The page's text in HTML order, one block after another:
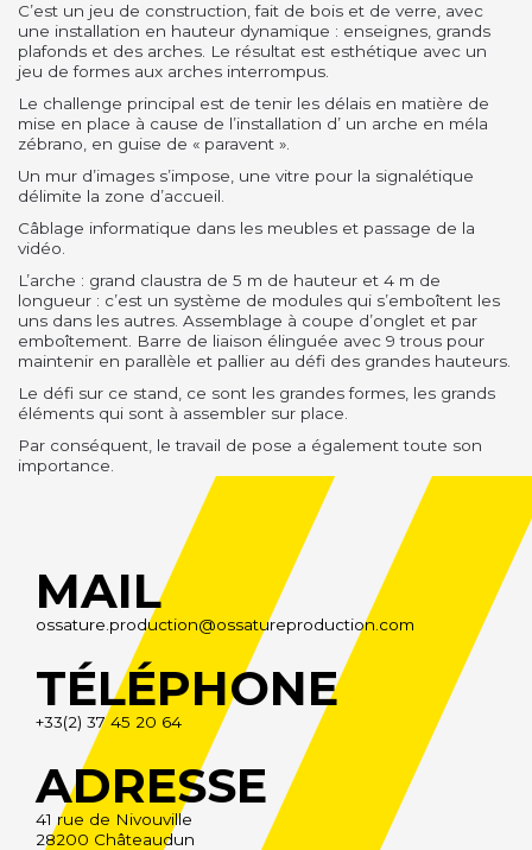
C’est un jeu de construction, fait de bois et de verre, avec
une installation en hauteur dynamique : enseignes, grands
plafonds et des arches. Le résultat est esthétique avec un
jeu de formes aux arches interrompus.
Le challenge principal est de tenir les délais en matière de
mise en place à cause de l’installation d’ un arche en méla
zébrano, en guise de « paravent ».
Un mur d’images s’impose, une vitre pour la signalétique
délimite la zone d’accueil.
Câblage informatique dans les meubles et passage de la
vidéo.
L’arche : grand claustra de 5 m de hauteur et 4 m de
longueur : c’est un système de modules qui s’emboîtent les
uns dans les autres. Assemblage à coupe d’onglet et par
emboîtement. Barre de liaison élinguée avec 9 trous pour
maintenir en parallèle et pallier au défi des grandes hauteurs.
Le défi sur ce stand, ce sont les grandes formes, les grands
éléments qui sont à assembler sur place.
Par conséquent, le travail de pose a également toute son
importance.
MAIL
ossature.production@ossatureproduction.com
TÉLÉPHONE
+33(2) 37 45 20 64
ADRESSE
41 rue de Nivouville
28200 Châteaudun